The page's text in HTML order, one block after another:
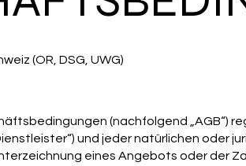
(OR, DSG, UWG)
(nachfolgend „AGB“)
und jeder natürlichen oder
eines Angebots oder der